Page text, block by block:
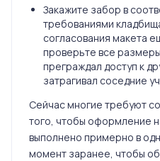
Закажите забор в
требованиями
согласования макета
проверьте все
преграждал доступ к
затрагивал соседние
Сейчас многие требуют
того, чтобы оформление
выполнено примерно в
момент заранее, чтобы